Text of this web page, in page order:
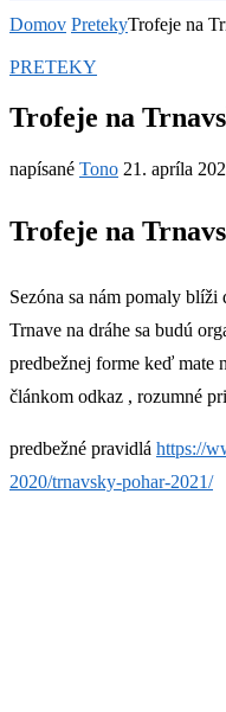
Domov PretekyTrofeje na
PRETEKY
Trofeje na
napísané Tono 21. apríla
Trofeje na
Sezóna sa nám pomaly
Trnave na dráhe sa budú
predbežnej forme keď mate
článkom odkaz , rozumné
predbežné pravidlá https://
2020/trnavsky-pohar-2021/